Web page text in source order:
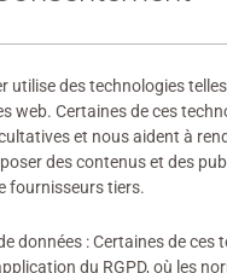
fabricant
n'a
utilise des technologies
web. Certaines de ces
et nous aident à
des contenus et des
fournisseurs tiers.
données : Certaines de
du RGPD, où les